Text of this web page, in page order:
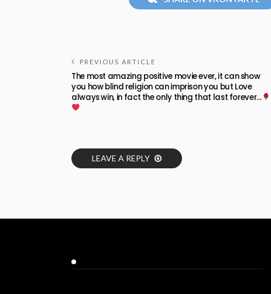
PREVIOUS ARTICLE
The most amazing positive movie ever, it can show
you how blind religion can imprison you but Love
always win, in fact the only thing that last forever…
LEAVE A REPLY